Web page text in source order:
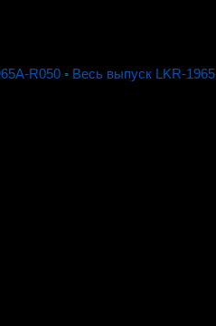
R050 ◦ Весь выпуск LKR-1965